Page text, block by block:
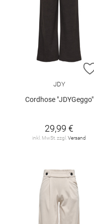
JDY
Cordhose "JDYGeggo"
29,99 €
inkl. MwSt. zzgl. Versand